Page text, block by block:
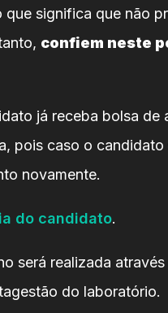
significa que não
confiem neste
já receba bolsa de
pois caso o
novamente.
do candidato.
será realizada
do laboratório.